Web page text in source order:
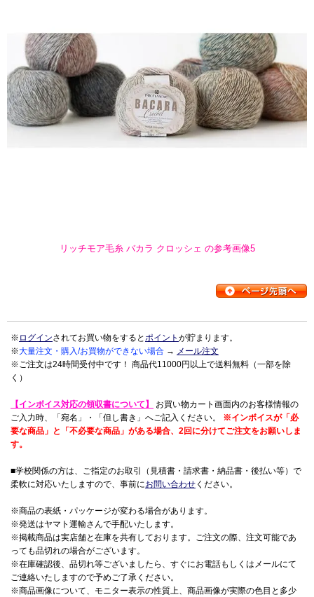
リッチモア毛糸 バカラ クロッシェ の参考画像5
※ ログインされてお買い物をするとポイント が貯まります。
※大量注文・購入/お買物ができない場合 → メール注文
※ご注文は24時間受付中です！ 商品代11000円以上で送料無料（一部を除
く）
【インボイス対応の領収書について】
お買い物カート画面内のお客様情報の
ご入力時、「宛名」・「但し書き」へご記入ください。 ※インボイスが「必
要な商品」と「不必要な商品」がある場合、2回に分けてご注文をお願いしま
す。
■学校関係の方は、ご指定のお取引（見積書・請求書・納品書・後払い等）で
柔軟に対応いたしますので、事前にお問い合わせ ください。
※商品の表紙・パッケージが変わる場合があります。
※発送はヤマト運輸さんで手配いたします。
※掲載商品は実店舗と在庫を共有しております。ご注文の際、注文可能であ
っても品切れの場合がございます。
※在庫確認後、品切れ等ございましたら、すぐにお電話もしくはメールにて
ご連絡いたしますので予めご了承ください。
※商品画像について、モニター表示の性質上、商品画像が実際の色目と多少